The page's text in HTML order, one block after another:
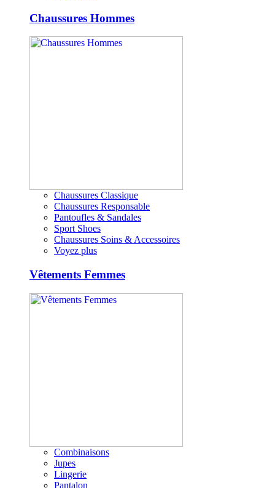
Chaussures Hommes
Chaussures Classique
Chaussures Responsable
Pantoufles & Sandales
Sport Shoes
Chaussures Soins & Accessoires
Voyez plus
Vêtements Femmes
Combinaisons
Jupes
Lingerie
Pantalon